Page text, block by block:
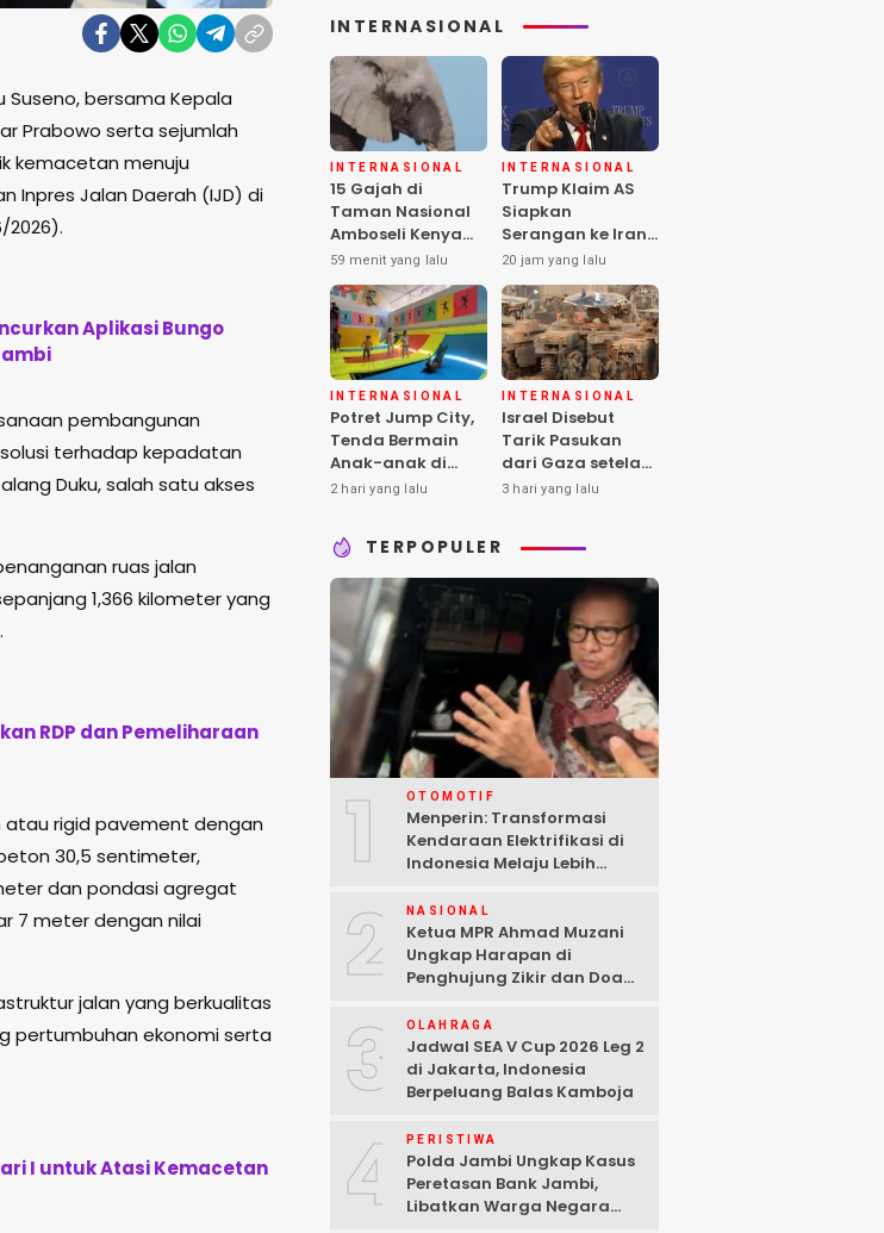
Suseno, bersama Kepala
Prabowo serta sejumlah
kemacetan menuju
Inpres Jalan Daerah (IJD) di
2026).
Aplikasi Bungo
pembangunan
terhadap kepadatan
Duku, salah satu akses
ruas jalan
1,366 kilometer yang
RDP dan Pemeliharaan
atau rigid pavement dengan
30,5 sentimeter,
dan pondasi agregat
7 meter dengan nilai
jalan yang berkualitas
pertumbuhan ekonomi serta
I untuk Atasi Kemacetan
INTERNASIONAL
INTERNASIONAL
15 Gajah di
Taman Nasional
Amboseli Kenya
Mati, Diduga
Keracunan
Pestisida
59 menit yang lalu
INTERNASIONAL
Trump Klaim AS
Siapkan
Serangan ke Iran
Terbesar sejak
Perang Dunia II
20 jam yang lalu
INTERNASIONAL
Potret Jump City,
Tenda Bermain
Anak-anak di
Tengah Perang
2 hari yang lalu
INTERNASIONAL
Israel Disebut
Tarik Pasukan
dari Gaza setelah
Hamas Selesai
3 hari yang lalu
TERPOPULER
1 OTOMOTIF
Menperin: Transformasi
Kendaraan Elektrifikasi di
Indonesia Melaju Lebih
2 NASIONAL
Ketua MPR Ahmad Muzani
Ungkap Harapan di
Penghujung Zikir dan Doa
3 OLAHRAGA
Jadwal SEA V Cup 2026 Leg 2
di Jakarta, Indonesia
Berpeluang Balas Kamboja
4 PERISTIWA
Polda Jambi Ungkap Kasus
Peretasan Bank Jambi,
Libatkan Warga Negara